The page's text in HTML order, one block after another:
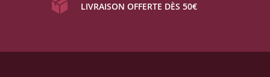
LIVRAISON OFFERTE DÈS 50€